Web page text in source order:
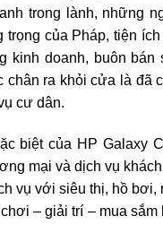
trong lành, những
trọng của Pháp, tiện
kinh doanh, buôn bán
chân ra khỏi cửa là đã
cư dân.
biệt của HP Galaxy
mại và dịch vụ
vụ với siêu thị, hồ
– giải trí – mua sắm